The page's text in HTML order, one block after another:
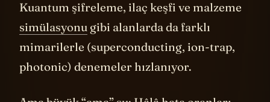
Kuantum şifreleme, ilaç keşfi ve malzeme
simülasyonugibi alanlarda da farklı
mimarilerle (superconducting, ion-trap,
photonic) denemeler hızlanıyor.